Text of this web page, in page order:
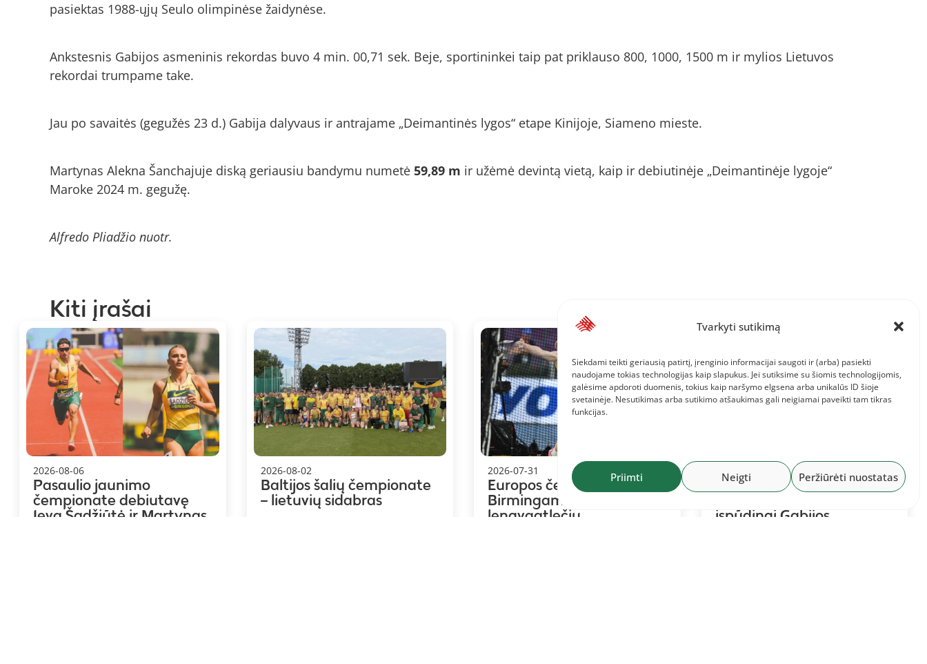
Tvarkyti sutikimą
Siekdami teikti geriausią patirtį, įrenginio informacijai saugoti ir (arba) pasiekti
naudojame tokias technologijas kaip slapukus. Jei sutiksime su šiomis technologijomis,
galėsime apdoroti duomenis, tokius kaip naršymo elgsena arba unikalūs ID šioje
svetainėje. Nesutikimas arba sutikimo atšaukimas gali neigiamai paveikti tam tikras
funkcijas.
Priimti Neigti Peržiūrėti nuostatas
pasiektas 1988-ųjų Seulo olimpinėse žaidynėse.
Ankstesnis Gabijos asmeninis rekordas buvo 4 min. 00,71 sek. Beje, sportininkei taip pat priklauso 800, 1000, 1500 m ir mylios Lietuvos
rekordai trumpame take.
Jau po savaitės (gegužės 23 d.) Gabija dalyvaus ir antrajame „Deimantinės lygos“ etape Kinijoje, Siameno mieste.
Martynas Alekna Šanchajuje diską geriausiu bandymu numetė 59,89 m ir užėmė devintą vietą, kaip ir debiutinėje „Deimantinėje lygoje“
Maroke 2024 m. gegužę.
Alfredo Pliadžio nuotr.
Kiti įrašai
2026-08-06
Pasaulio jaunimo
čempionate debiutavę
Ieva Šadžiūtė ir Martynas
2026-08-02
Baltijos šalių čempionate
– lietuvių sidabras
2026-07-31
Europos čempionate
Birmingame – 19 Lietuvos
lengvaatlečių
2026-07-26
Paskutinę Lietuvos
įspūdingi Gabijos